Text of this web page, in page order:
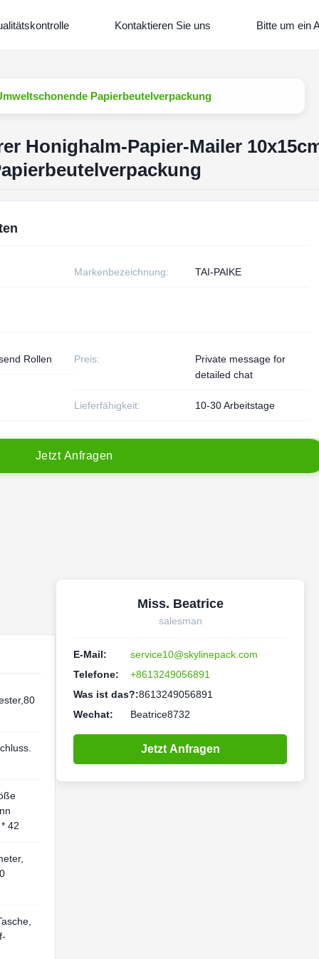
Kontaktieren Sie uns Bitte um ein
Papierbeutelverpackung
Honighalm-Papier-Mailer
Markenbezeichnung: TAI-PAIKE
Rollen Preis:
Private message for
detailed chat
Lieferfähigkeit: 10-30 Arbeitstage
Jetzt Anfragen
42
Miss. Beatrice
salesman
E-Mail:
service10@skylinepack.com
Telefone:
+8613249056891
Was ist das?:8613249056891
Wechat:
Beatrice8732
Jetzt Anfragen